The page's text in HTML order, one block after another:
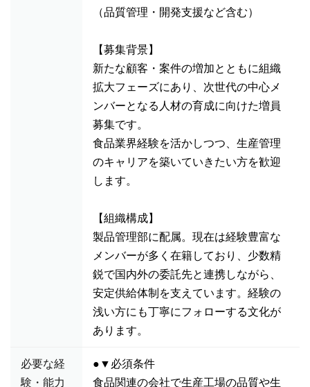
（品質管理・開発支援など含む）
【募集背景】
新たな顧客・案件の増加とともに組織
拡大フェーズにあり、次世代の中心メ
ンバーとなる人材の育成に向けた増員
募集です。
食品業界経験を活かしつつ、生産管理
のキャリアを築いていきたい方を歓迎
します。
【組織構成】
製品管理部に配属。現在は経験豊富な
メンバーが多く在籍しており、少数精
鋭で国内外の委託先と連携しながら、
安定供給体制を支えています。経験の
浅い方にも丁寧にフォローする文化が
あります。
必要な経
験・能力
●▼必須条件
食品関連の会社で生産工場の品質や生